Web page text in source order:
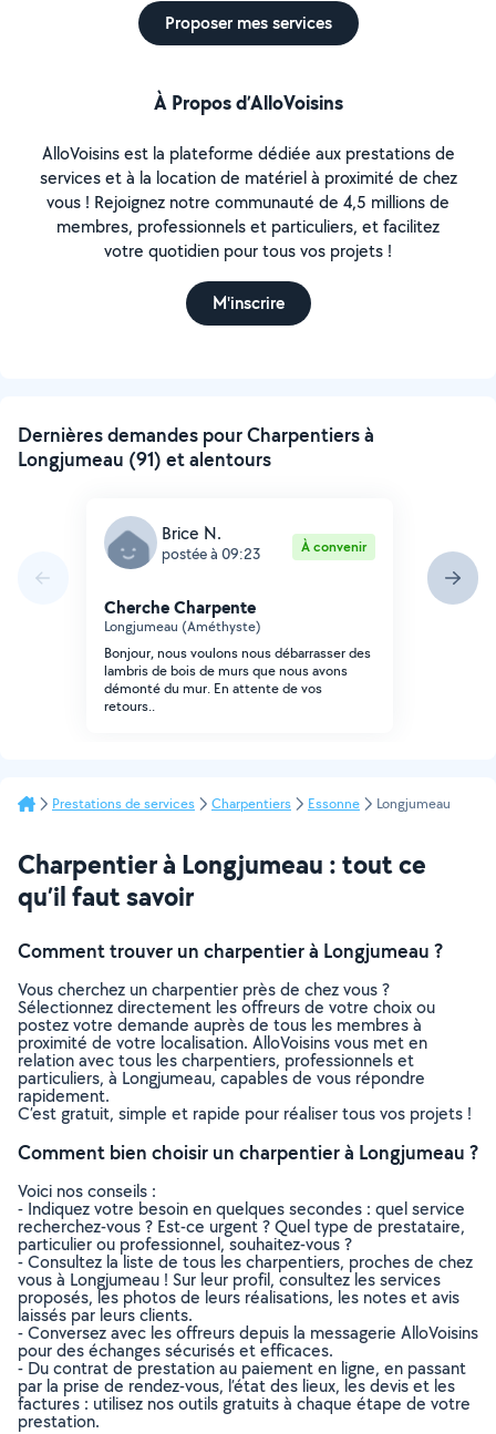
Proposer mes services
À Propos d’AlloVoisins
AlloVoisins est la plateforme dédiée aux prestations de
services et à la location de matériel à proximité de chez
vous ! Rejoignez notre communauté de 4,5 millions de
membres, professionnels et particuliers, et facilitez
votre quotidien pour tous vos projets !
M'inscrire
Dernières demandes pour Charpentiers à
Longjumeau (91) et alentours
Brice N.
postée à 09:23 À convenir
Cherche Charpente
Longjumeau (Améthyste)
Bonjour, nous voulons nous débarrasser des
lambris de bois de murs que nous avons
démonté du mur. En attente de vos
retours..
Prestations de services Charpentiers Essonne Longjumeau
Charpentier à Longjumeau : tout ce
qu’il faut savoir
Comment trouver un charpentier à Longjumeau ?
Vous cherchez un charpentier près de chez vous ?
Sélectionnez directement les offreurs de votre choix ou
postez votre demande auprès de tous les membres à
proximité de votre localisation. AlloVoisins vous met en
relation avec tous les charpentiers, professionnels et
particuliers, à Longjumeau, capables de vous répondre
rapidement.
C’est gratuit, simple et rapide pour réaliser tous vos projets !
Comment bien choisir un charpentier à Longjumeau ?
Voici nos conseils :
- Indiquez votre besoin en quelques secondes : quel service
recherchez-vous ? Est-ce urgent ? Quel type de prestataire,
particulier ou professionnel, souhaitez-vous ?
- Consultez la liste de tous les charpentiers, proches de chez
vous à Longjumeau ! Sur leur profil, consultez les services
proposés, les photos de leurs réalisations, les notes et avis
laissés par leurs clients.
- Conversez avec les offreurs depuis la messagerie AlloVoisins
pour des échanges sécurisés et efficaces.
- Du contrat de prestation au paiement en ligne, en passant
par la prise de rendez-vous, l’état des lieux, les devis et les
factures : utilisez nos outils gratuits à chaque étape de votre
prestation.